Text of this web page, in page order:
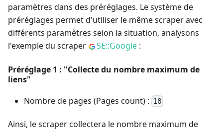
paramètres dans des préréglages. Le système de
préréglages permet d'utiliser le même scraper avec
différents paramètres selon la situation, analysons
l'exemple du scraper
SE::Google :
Préréglage 1 : "Collecte du nombre maximum de
liens"
Nombre de pages (Pages count) : 10
Ainsi, le scraper collectera le nombre maximum de